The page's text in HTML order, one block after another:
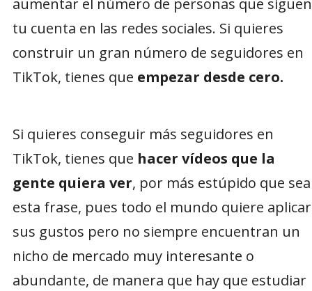
aumentar el número de personas que siguen
tu cuenta en las redes sociales. Si quieres
construir un gran número de seguidores en
TikTok, tienes que empezar desde cero.
Si quieres conseguir más seguidores en
TikTok, tienes que hacer vídeos que la
gente quiera ver, por más estúpido que sea
esta frase, pues todo el mundo quiere aplicar
sus gustos pero no siempre encuentran un
nicho de mercado muy interesante o
abundante, de manera que hay que estudiar